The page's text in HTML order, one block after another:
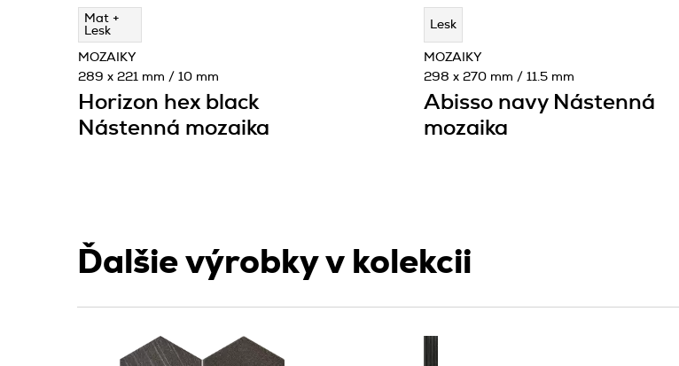
Mat +
Lesk
Horizon hex black
Nástenná mozaika
MOZAIKY
289 x 221 mm / 10 mm
Lesk
Abisso navy Nástenná
mozaika
MOZAIKY
298 x 270 mm / 11.5 mm
Ďalšie výrobky v kolekcii